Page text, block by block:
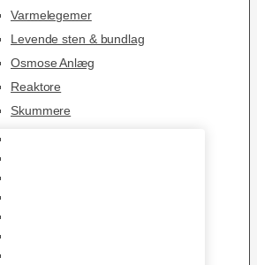
Varmelegemer
Levende sten & bundlag
Osmose Anlæg
Reaktore
Skummere